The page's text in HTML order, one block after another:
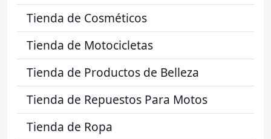
Tienda de Cosméticos
Tienda de Motocicletas
Tienda de Productos de Belleza
Tienda de Repuestos Para Motos
Tienda de Ropa